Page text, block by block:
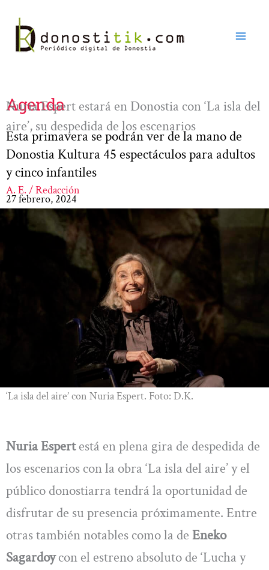
contenido
Agenda
Nuria Espert estará en Donostia con ‘La isla del
aire’, su despedida de los escenarios
Esta primavera se podrán ver de la mano de
Donostia Kultura 45 espectáculos para adultos
y cinco infantiles
A. E. / Redacción
27 febrero, 2024
‘La isla del aire’ con Nuria Espert. Foto: D.K.
Nuria Espertestá en plena gira de despedida de
los escenarios con la obra ‘La isla del aire’ y el
público donostiarra tendrá la oportunidad de
disfrutar de su presencia próximamente. Entre
otras también notables como la de Eneko
Sagardoycon el estreno absoluto de ‘Lucha y